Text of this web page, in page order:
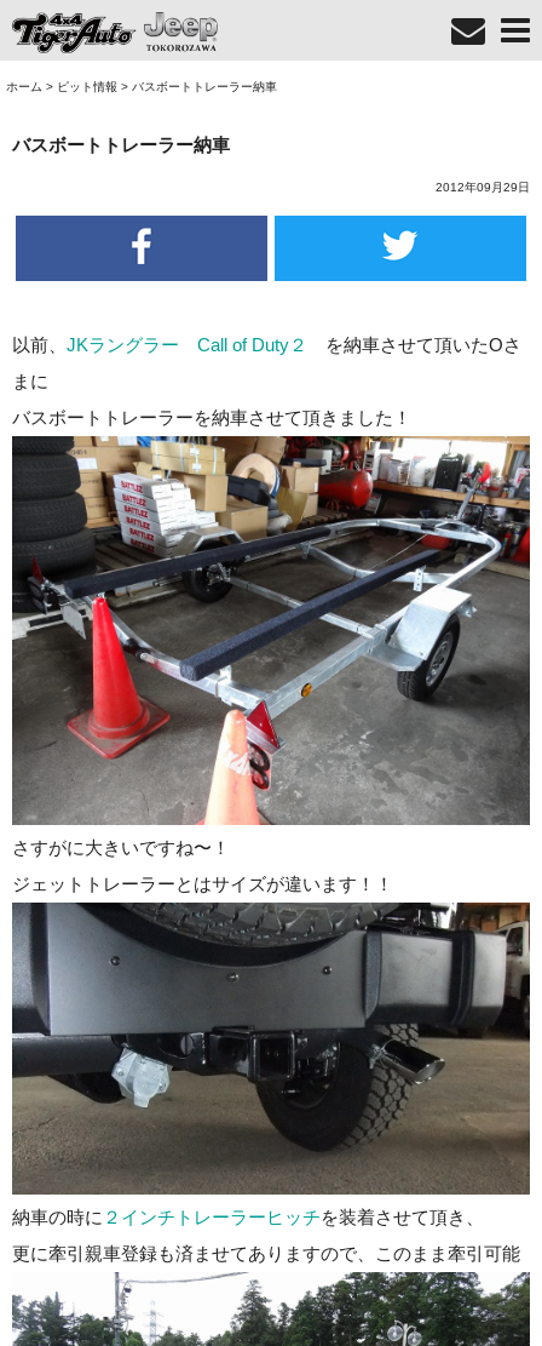
ホーム > ピット情報 > バスボートトレーラー納車
バスボートトレーラー納車
2012年09月29日
以前、 JKラングラー Call of Duty２
を納車させて頂いたOさ
まに
バスボートトレーラーを納車させて頂きました！
さすがに大きいですね〜！
ジェットトレーラーとはサイズが違います！！
納車の時に ２インチトレーラーヒッチを装着させて頂き、
更に牽引親車登録も済ませてありますので、このまま牽引可能